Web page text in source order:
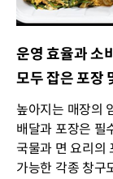
운영 효율과 소
모두 잡은 포장
높아지는 매장의
배달과 포장은 필
국물과 면 요리의
가능한 각종 창구